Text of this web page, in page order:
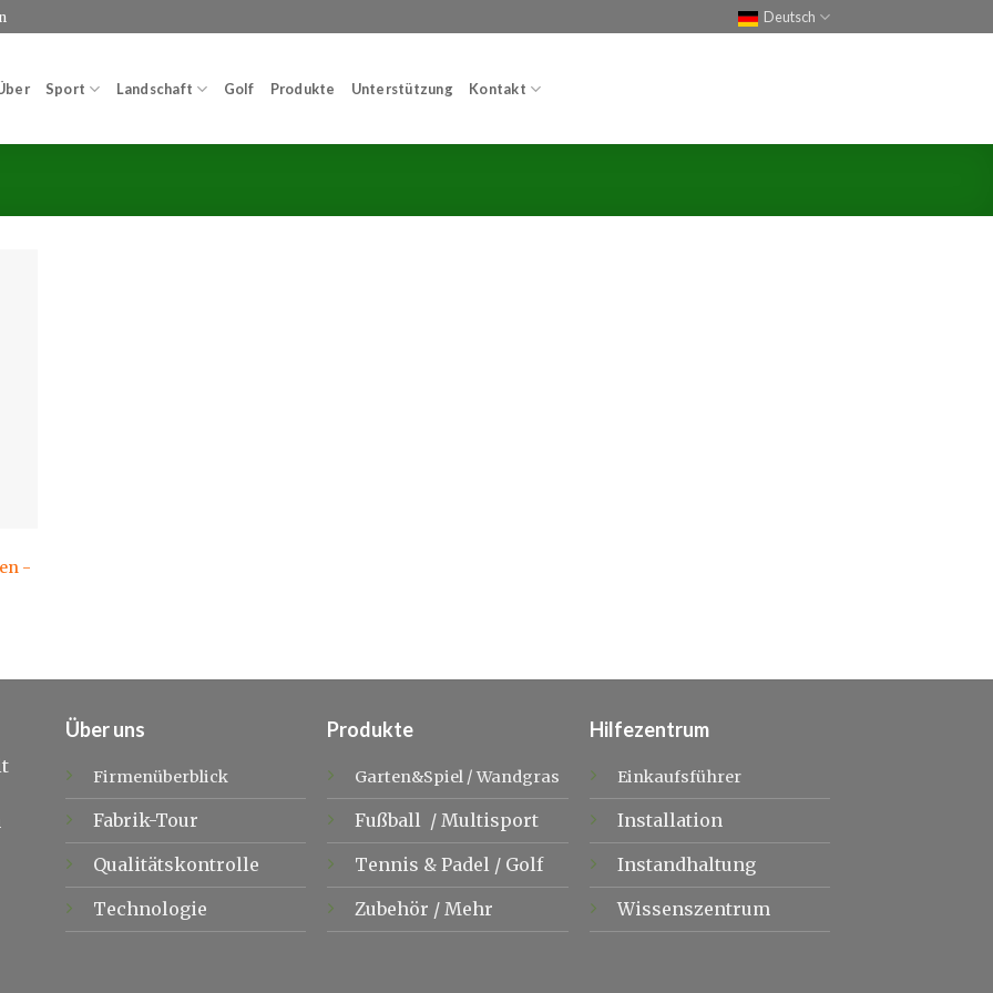
Deutsch
Sport Landschaft Golf Produkte Unterstützung Kontakt
-
Über uns
Firmenüberblick
Fabrik-Tour
Qualitätskontrolle
Technologie
Produkte
Garten&Spiel /Wandgras
Fußball / Multisport
Tennis &Padel / Golf
Zubehör / Mehr
Hilfezentrum
Einkaufsführer
Installation
Instandhaltung
Wissenszentrum